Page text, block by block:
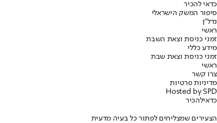
כדאי להכיר
סיפור המשק הישראלי
נדל"ן
ראשי
זמני כניסת וצאת השבת
מידע כללי
זמני כניסת וצאת שבת
ראשי
צרו קשר
מדיניות פרטיות
Hosted by SPD
כדאילהכיר
הצעירים שמצליחים לפתור כל בעיה מדעית